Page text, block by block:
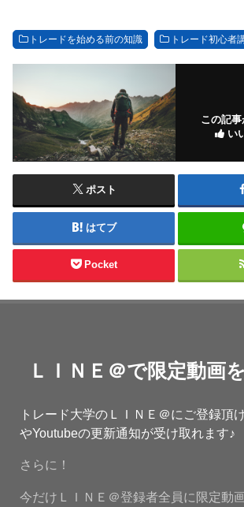
トレードを始める前の知識 トレード初心者
この記
い
ポスト
はてブ
Pocket
ＬＩＮＥ＠で限定動画
トレード大学のＬＩＮＥ＠にご登録頂
やYoutubeの更新通知が受け取れます♪
さらに！
今だけＬＩＮＥ＠登録者全員に限定動